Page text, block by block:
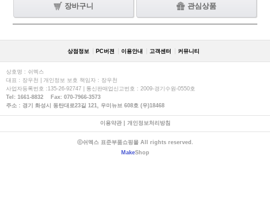
장바구니 관심상품
상점정보 PC버젼 이용안내 고객센터 커뮤니티
상호명 : 쉬멕스
대표 : 장우천 | 개인정보 보호 책임자 : 장우천
사업자등록번호 :135-26-92747 | 통신판매업신고번호 : 2009-경기수원-0550호
Tel: 1661-8832 Fax: 070-7966-3573
주소 : 경기 화성시 동탄대로23길 121, 우미뉴브 608호 (우)18468
이용약관| 개인정보처리방침
ⓒ쉬멕스 표준부품쇼핑몰 All rights reserved.
MakeShop